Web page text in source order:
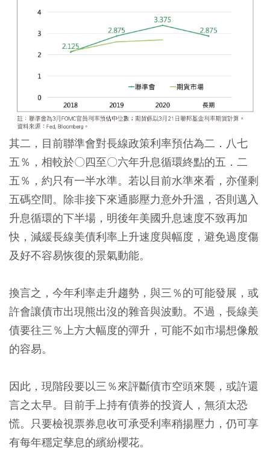
其二，目前聯準會對長線政策利率預估為二．八七
五％，相較於〇四至〇六年升息循環終點的五．二
五％，約只有一半水準。若以目前水準來看，亦僅剩
五碼空間。除非接下來通膨壓力意外升溫，否則邁入
升息循環的下半場，明後年美國升息速度不致再加
快，減緩長線美債利率上升速度與幅度，避免過度傷
及好不容易恢復的景氣動能。
換言之，今年利率走升趨勢，與三％的可能發展，或
許會讓債市出現熊出沒的雜音與波動。不過，長線美
債要往三％上方大幅度的彈升，可能不如市場想像般
的容易。
因此，現階段要以三％來評斷債市空頭來襲，或許還
言之太早。目前手上持有債券的投資人，無須太恐
慌。只要檢視票券息收可承受利率稍揚壓力，仍可享
有每年穩定孳息的繽紛櫻花。